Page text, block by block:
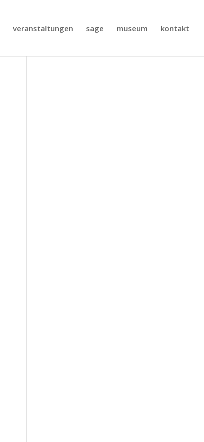
veranstaltungen sage museum kontakt